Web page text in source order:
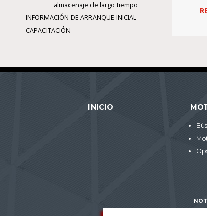
almacenaje de largo tiempo
INFORMACIÓN DE ARRANQUE INICIAL
CAPACITACIÓN
INICIO